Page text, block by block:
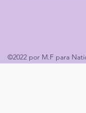
©2022 por M.F para